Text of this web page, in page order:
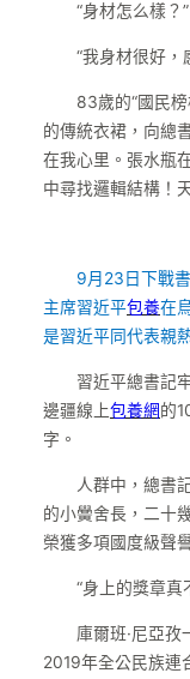
“身材怎么樣？”
“我身材很好，
83歲的“國民
的傳統衣裙，向總
在我心里。張水瓶
中尋找邏輯結構！
9月23日下戰
主席習近平包養在
是習近平同代表親
習近平總書記
邊疆線上包養網的
字。
人群中，總書
的小黌舍長，二十
榮獲多項國度級聲
“身上的獎章真
庫爾班·尼亞孜
2019年全公民族連